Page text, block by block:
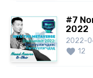
#7
2022
2022-
12